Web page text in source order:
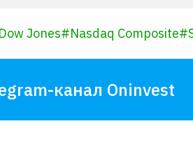
Jones#Nasdaq Composite#
канал Oninvest